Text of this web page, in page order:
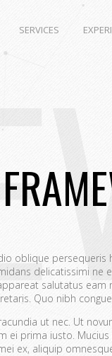
SERVICES
oblique persequeris
delicatissimi ne
salutatus eam
Quo nibh
ut nec. Ut
ei prima iusto.
ex, aliquip